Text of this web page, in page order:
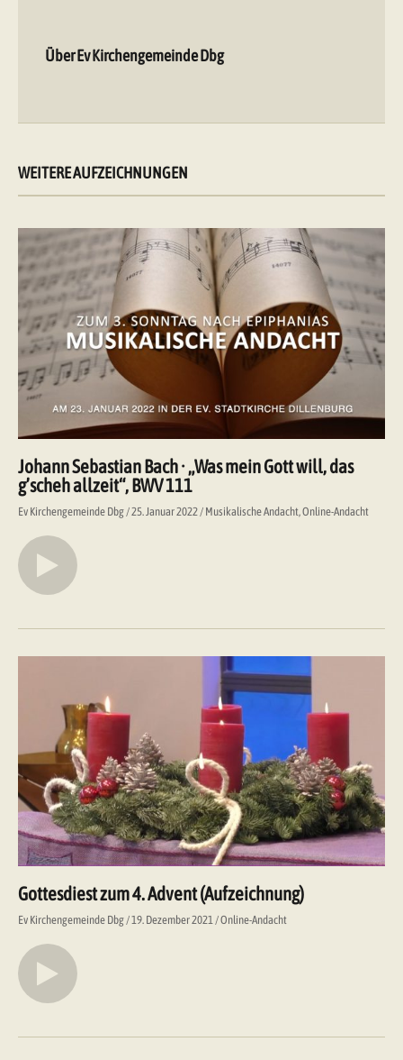
Über Ev Kirchengemeinde Dbg
WEITERE AUFZEICHNUNGEN
Johann Sebastian Bach · „Was mein Gott will, das
g’scheh allzeit“, BWV 111
Ev Kirchengemeinde Dbg 25. Januar 2022 Musikalische Andacht Online-Andacht
Gottesdiest zum 4. Advent (Aufzeichnung)
Ev Kirchengemeinde Dbg 19. Dezember 2021 Online-Andacht